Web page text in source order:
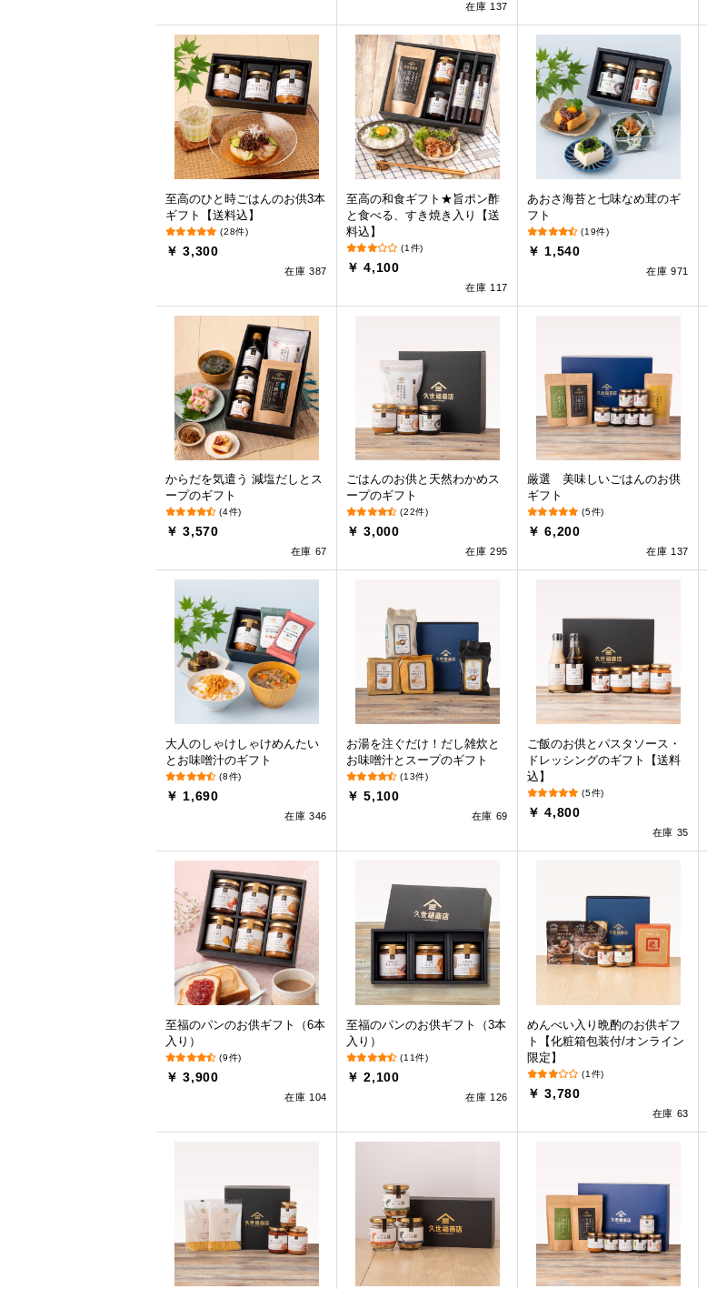
在庫 137
至高のひと時ごはんのお供3本
ギフト【送料込】
(28件)
￥ 3,300
在庫 387
至高の和食ギフト★旨ポン酢
と食べる、すき焼き入り【送
料込】
(1件)
￥ 4,100
在庫 117
あおさ海苔と七味なめ茸のギ
フト
(19件)
￥ 1,540
在庫 971
からだを気遣う 減塩だしとス
ープのギフト
(4件)
￥ 3,570
在庫 67
ごはんのお供と天然わかめス
ープのギフト
(22件)
￥ 3,000
在庫 295
厳選 美味しいごはんのお供
ギフト
(5件)
￥ 6,200
在庫 137
大人のしゃけしゃけめんたい
とお味噌汁のギフト
(8件)
￥ 1,690
在庫 346
お湯を注ぐだけ！だし雑炊と
お味噌汁とスープのギフト
(13件)
￥ 5,100
在庫 69
ご飯のお供とパスタソース・
ドレッシングのギフト【送料
込】
(5件)
￥ 4,800
在庫 35
至福のパンのお供ギフト（6本
入り）
(9件)
￥ 3,900
在庫 104
至福のパンのお供ギフト（3本
入り）
(11件)
￥ 2,100
在庫 126
めんべい入り晩酌のお供ギフ
ト【化粧箱包装付/オンライン
限定】
(1件)
￥ 3,780
在庫 63